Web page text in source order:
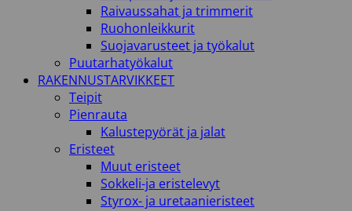
Raivaussahat ja trimmerit
Ruohonleikkurit
Suojavarusteet ja työkalut
Puutarhatyökalut
RAKENNUSTARVIKKEET
Teipit
Pienrauta
Kalustepyörät ja jalat
Eristeet
Muut eristeet
Sokkeli-ja eristelevyt
Styrox- ja uretaanieristeet